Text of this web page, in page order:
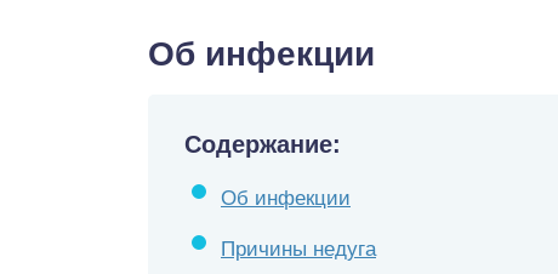
Об инфекции
Содержание:
Об инфекции
Причины недуга